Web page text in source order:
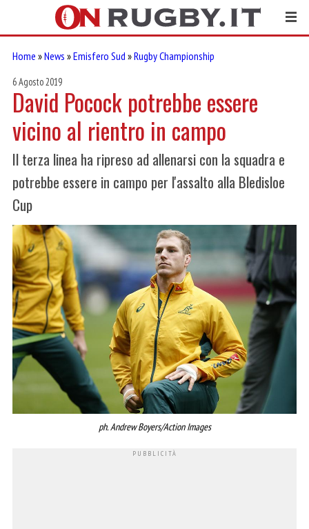
Home »News »Emisfero Sud »Rugby Championship
6 Agosto 2019
David Pocock potrebbe essere
vicino al rientro in campo
Il terza linea ha ripreso ad allenarsi con la squadra e
potrebbe essere in campo per l'assalto alla Bledisloe
Cup
ph. Andrew Boyers/Action Images